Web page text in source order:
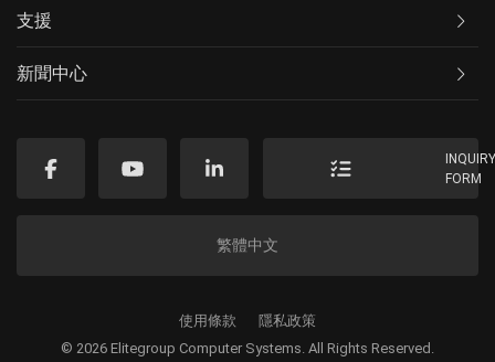
支援
新聞中心
FORM
繁體中文
© 2026 Elitegroup Computer Systems. All Rights Reserved.
使用條款 隱私政策